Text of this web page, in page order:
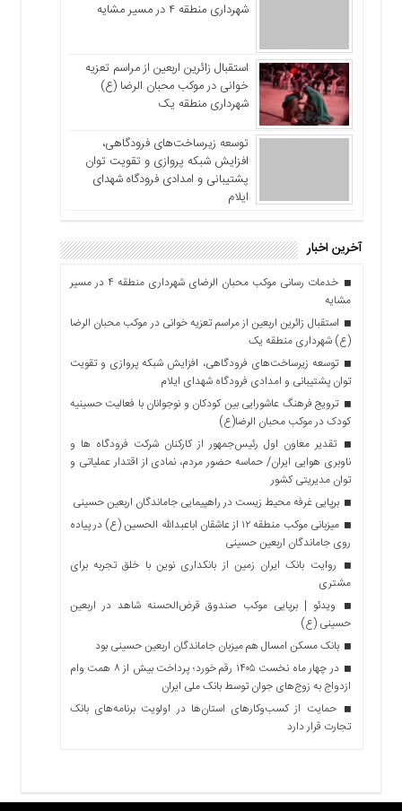
شهرداری منطقه ۴ در مسیر مشایه
استقبال زائرین اربعین از مراسم تعزیه
خوانی در موکب محبان الرضا (ع)
شهرداری منطقه یک
توسعه زیرساخت‌های فرودگاهی،
افزایش شبکه پروازی و تقویت توان
پشتیبانی و امدادی فرودگاه شهدای
ایلام
آخرین اخبار
خدمات رسانی موکب محبان الرضای شهرداری منطقه ۴ در مسیر
مشایه
استقبال زائرین اربعین از مراسم تعزیه خوانی در موکب محبان الرضا
(ع) شهرداری منطقه یک
توسعه زیرساخت‌های فرودگاهی، افزایش شبکه پروازی و تقویت
توان پشتیبانی و امدادی فرودگاه شهدای ایلام
ترویج فرهنگ عاشورایی بین کودکان و نوجوانان با فعالیت حسینیه
کودک در موکب محبان الرضا(ع)
تقدیر معاون اول رئیس‌جمهور از کارکنان شرکت فرودگاه ها و
ناوبری هوایی ایران/ حماسه حضور مردم، نمادی از اقتدار عملیاتی و
توان مدیریتی کشور
برپایی غرفه محیط زیست در راهپیمایی جاماندگان اربعین حسینی
میزبانی موکب منطقه ۱۲ از عاشقان اباعبدالله الحسین (ع) در پیاده
روی جاماندگان اربعین حسینی
روایت بانک ایران زمین از بانکداری نوین با خلق تجربه برای
مشتری
ویدئو | برپایی موکب صندوق قرض‌الحسنه شاهد در اربعین
حسینی (ع)
بانک مسکن امسال هم میزبان جاماندگان اربعین حسینی بود
در چهار ماه نخست ۱۴۰۵ رقم خورد؛ پرداخت بیش از ۸ همت وام
ازدواج به زوج‌های جوان توسط بانک ملی ایران
حمایت از کسب‌وکارهای استان‌ها در اولویت برنامه‌های بانک
تجارت قرار دارد